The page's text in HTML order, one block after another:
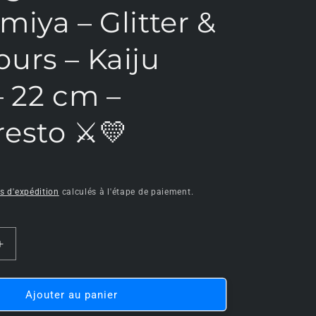
o
n
– Glitter &
– Kaiju
22 cm –
⚔️💛
d'expédition calculés à l'étape de paiement.
Augmenter
Ajouter au panier